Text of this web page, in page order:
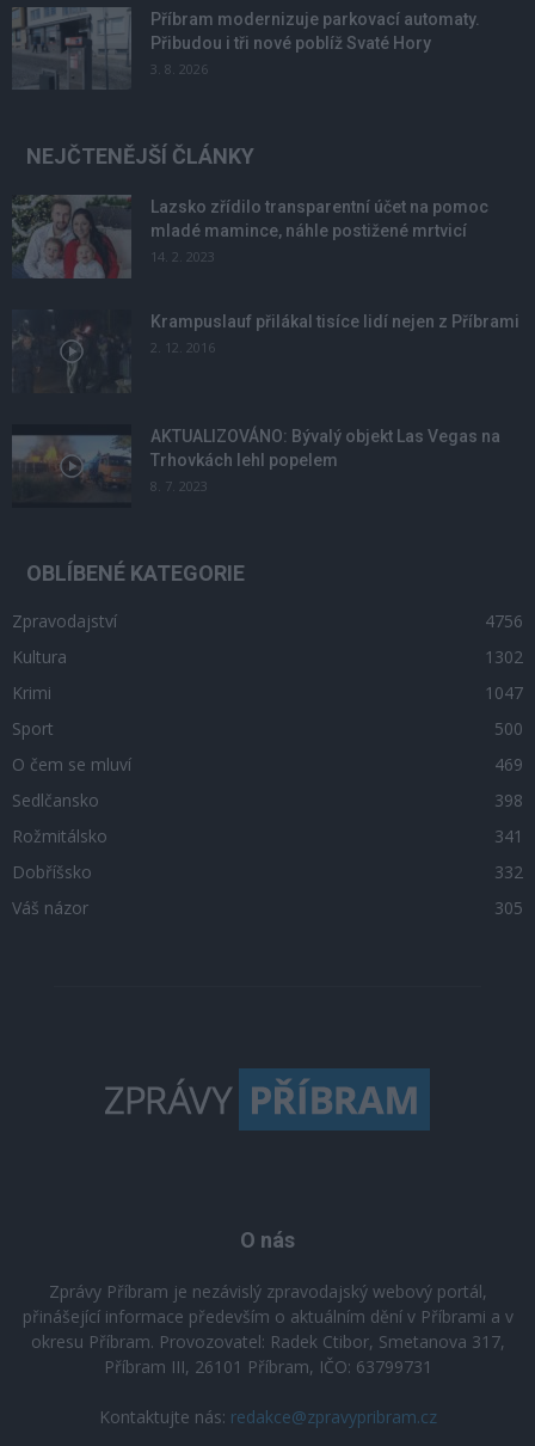
Příbram modernizuje parkovací automaty.
Přibudou i tři nové poblíž Svaté Hory
3. 8. 2026
NEJČTENĚJŠÍ ČLÁNKY
Lazsko zřídilo transparentní účet na pomoc
mladé mamince, náhle postižené mrtvicí
14. 2. 2023
Krampuslauf přilákal tisíce lidí nejen z Příbrami
2. 12. 2016
AKTUALIZOVÁNO: Bývalý objekt Las Vegas na
Trhovkách lehl popelem
8. 7. 2023
OBLÍBENÉ KATEGORIE
Zpravodajství
4756
Kultura
1302
Krimi
1047
Sport
500
O čem se mluví
469
Sedlčansko
398
Rožmitálsko
341
Dobříšsko
332
Váš názor
305
O nás
Zprávy Příbram je nezávislý zpravodajský webový portál,
přinášející informace především o aktuálním dění v Příbrami a v
okresu Příbram. Provozovatel: Radek Ctibor, Smetanova 317,
Příbram III, 26101 Příbram, IČO: 63799731
Kontaktujte nás: redakce@zpravypribram.cz